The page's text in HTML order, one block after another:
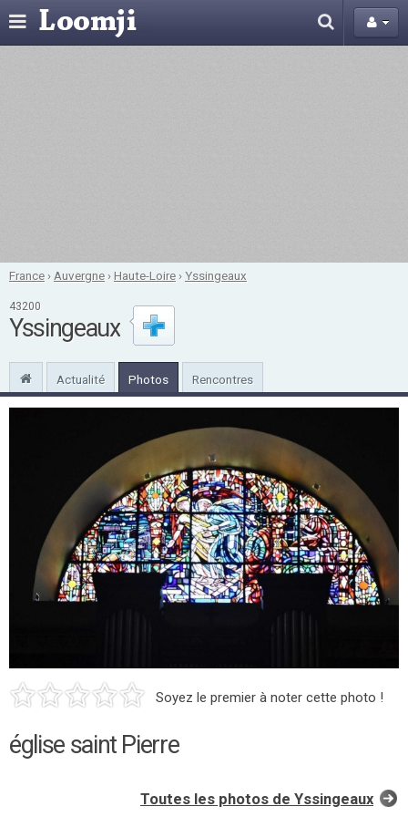
France › Auvergne ›Haute-Loire ›Yssingeaux
43200
Yssingeaux
Actualité Photos Rencontres
Soyez le premier à noter cette photo !
église saint Pierre
Toutes les photos de Yssingeaux